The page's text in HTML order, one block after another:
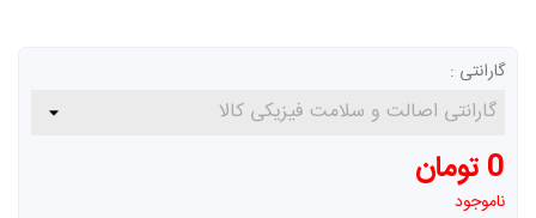
گارانتی :
0 تومان
ناموجود